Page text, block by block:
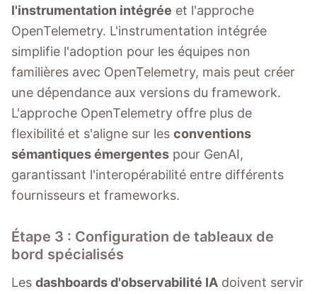
l'instrumentation intégrée et l'approche
OpenTelemetry. L'instrumentation intégrée
simplifie l'adoption pour les équipes non
familières avec OpenTelemetry, mais peut créer
une dépendance aux versions du framework.
L'approche OpenTelemetry offre plus de
flexibilité et s'aligne sur les conventions
sémantiques émergentes pour GenAI,
garantissant l'interopérabilité entre différents
fournisseurs et frameworks.
Étape 3 : Configuration de tableaux de
bord spécialisés
Les dashboards d'observabilité IA doivent servir